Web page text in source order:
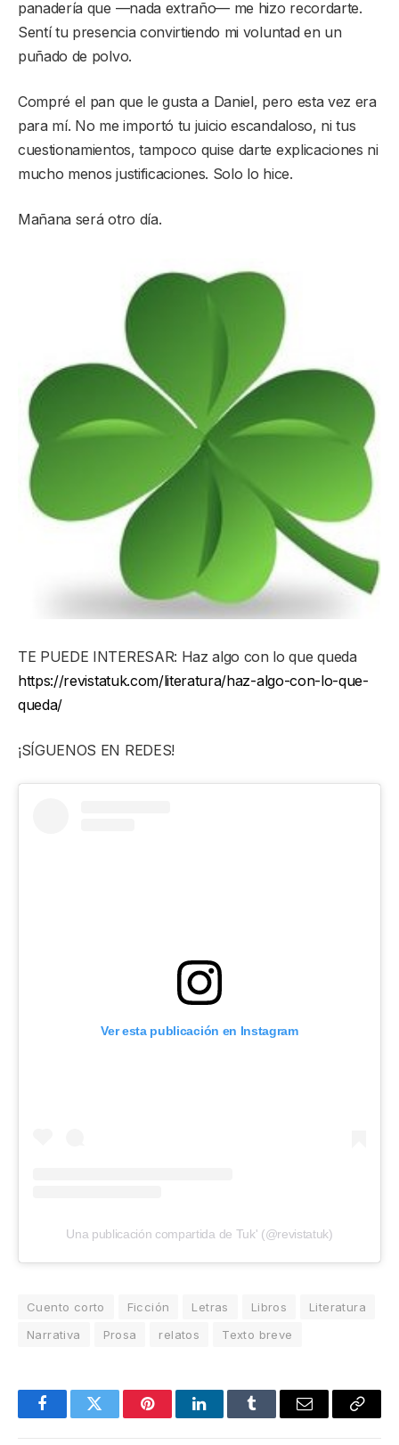
panadería que —nada extraño— me hizo recordarte.
Sentí tu presencia convirtiendo mi voluntad en un
puñado de polvo.
Compré el pan que le gusta a Daniel, pero esta vez era
para mí. No me importó tu juicio escandaloso, ni tus
cuestionamientos, tampoco quise darte explicaciones ni
mucho menos justificaciones. Solo lo hice.
Mañana será otro día.
TE PUEDE INTERESAR: Haz algo con lo que queda
https://revistatuk.com/literatura/haz-algo-con-lo-que-
queda/
¡SÍGUENOS EN REDES!
Ver esta publicación en Instagram
Una publicación compartida de Tuk' (@revistatuk)
Cuento corto Ficción Letras Libros
Literatura
Narrativa
Prosa relatos Texto breve
FacebookTwitter PinterestLinkedInTumblr Email
Copy